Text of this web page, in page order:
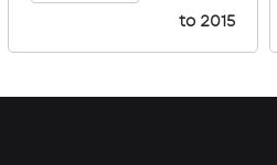
to 2015